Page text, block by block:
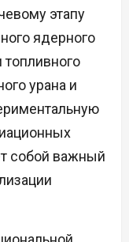
этапу
ядерного
урана и
собой важный